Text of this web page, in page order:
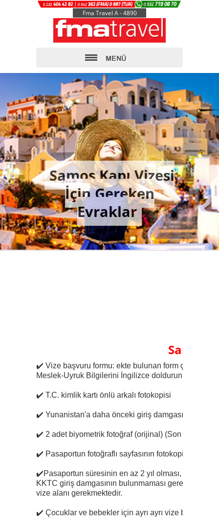
Fma Travel A - 4890
Samos Kapı Vizesi
İçin Gereken
Evraklar
Samos
✔️ Vize başvuru formu: ekte bulunan form çıktı
Meslek-Uyruk Bilgilerini İngilizce doldurunuz.
✔️ T.C. kimlik kartı önlü arkalı fotokopisi
✔️ Yunanistan'a daha önceki giriş damgasının
✔️ 2 adet biyometrik fotoğraf (orijinal) (Son 6 ay
✔️ Pasaportun fotoğraflı sayfasının fotokopisi
✔️Pasaportun süresinin en az 2 yıl olması, son
KKTC giriş damgasının bulunmaması
vize alanı gerekmektedir.
✔️ Çocuklar ve bebekler için ayrı ayrı vize başvuru